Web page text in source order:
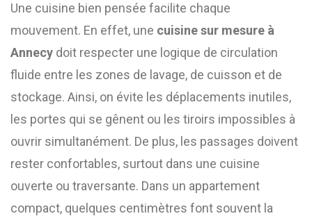
Une cuisine bien pensée facilite chaque
mouvement. En effet, une cuisine sur mesure à
Annecy doit respecter une logique de circulation
fluide entre les zones de lavage, de cuisson et de
stockage. Ainsi, on évite les déplacements inutiles,
les portes qui se gênent ou les tiroirs impossibles à
ouvrir simultanément. De plus, les passages doivent
rester confortables, surtout dans une cuisine
ouverte ou traversante. Dans un appartement
compact, quelques centimètres font souvent la